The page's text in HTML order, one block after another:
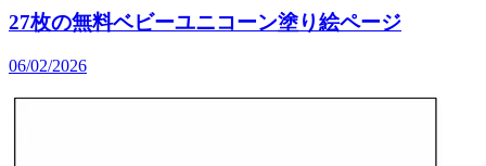
27枚の無料ベビーユニコーン塗り絵ページ
06/02/2026